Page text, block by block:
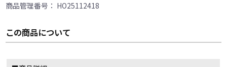
商品管理番号： HO25112418
この商品について